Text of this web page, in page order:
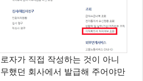
자가 직접 작성하는 것이 아니
했던 회사에서 발급해 주어야만